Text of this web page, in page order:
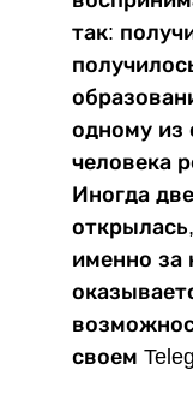
так:
одному из
человека
Иногда
именно за
своем